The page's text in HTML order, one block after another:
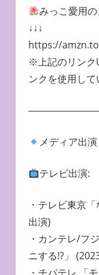
みっこ愛用
↓↓↓
https://
※上記のリンク
ンクを使用して
メディア出
テレビ出演:
・テレビ東京
出演)
・カンテレ/フ
ニする!?」